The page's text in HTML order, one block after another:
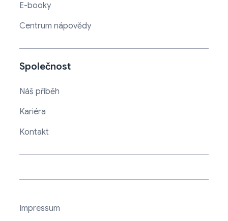
E-booky
Centrum nápovědy
Společnost
Náš příběh
Kariéra
Kontakt
Impressum